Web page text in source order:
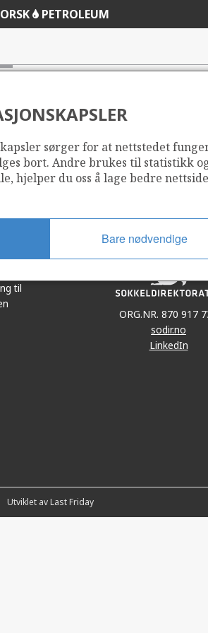
PETROLEUM
sørger for at nettstedet
bort. Andre brukes til statistikk
hjelper du oss å lage bedre
Bare nødvendige
til
ORG.NR. 870 917
sodir.no
LinkedIn
Utviklet av Last Friday